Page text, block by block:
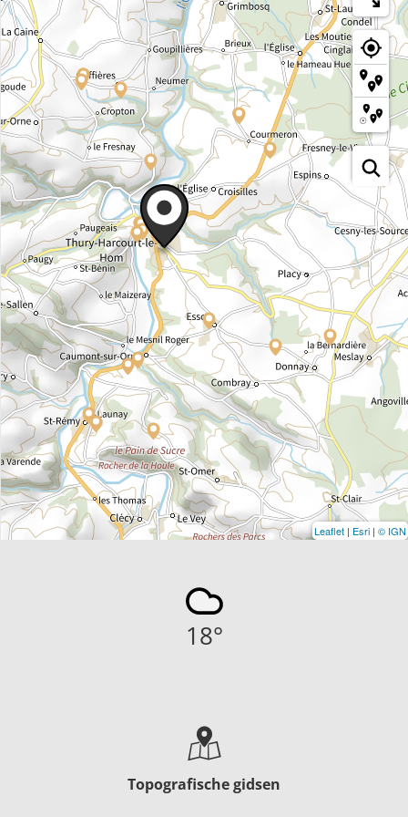
Leaflet | Esri | © IGN
18°
Topografische gidsen